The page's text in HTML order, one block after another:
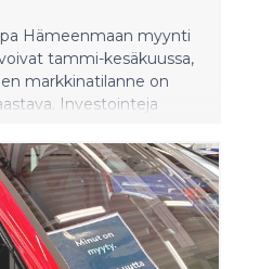
Hämeenmaan myynti
tammi-kesäkuussa,
markkinatilanne on
Investointeja
asiakasomistajien
hyvin, ja heitä oli
179 393.
maksettiin Bonusta
euroa.